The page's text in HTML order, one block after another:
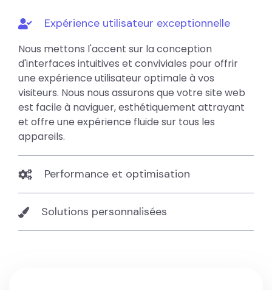
Expérience utilisateur exceptionnelle
Nous mettons l'accent sur la conception
d'interfaces intuitives et conviviales pour offrir
une expérience utilisateur optimale à vos
visiteurs. Nous nous assurons que votre site web
est facile à naviguer, esthétiquement attrayant
et offre une expérience fluide sur tous les
appareils.
Performance et optimisation
Solutions personnalisées